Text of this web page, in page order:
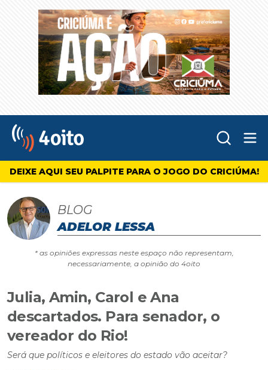
4oito
DEIXE AQUI SEU PALPITE PARA O JOGO DO CRICIÚMA!
BLOG
ADELOR LESSA
* as opiniões expressas neste espaço não representam,
necessariamente, a opinião do 4oito
Julia, Amin, Carol e Ana
descartados. Para senador, o
vereador do Rio!
Será que políticos e eleitores do estado vão aceitar?